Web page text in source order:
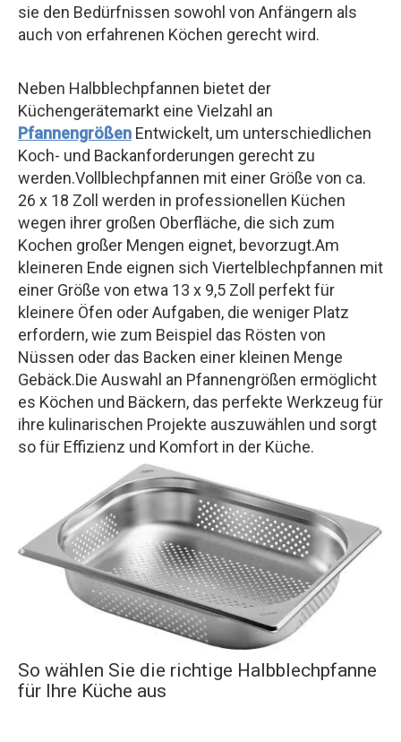
sie den Bedürfnissen sowohl von Anfängern als
auch von erfahrenen Köchen gerecht wird.
Neben Halbblechpfannen bietet der
Küchengerätemarkt eine Vielzahl an
Pfannengrößen Entwickelt, um unterschiedlichen
Koch- und Backanforderungen gerecht zu
werden.Vollblechpfannen mit einer Größe von ca.
26 x 18 Zoll werden in professionellen Küchen
wegen ihrer großen Oberfläche, die sich zum
Kochen großer Mengen eignet, bevorzugt.Am
kleineren Ende eignen sich Viertelblechpfannen mit
einer Größe von etwa 13 x 9,5 Zoll perfekt für
kleinere Öfen oder Aufgaben, die weniger Platz
erfordern, wie zum Beispiel das Rösten von
Nüssen oder das Backen einer kleinen Menge
Gebäck.Die Auswahl an Pfannengrößen ermöglicht
es Köchen und Bäckern, das perfekte Werkzeug für
ihre kulinarischen Projekte auszuwählen und sorgt
so für Effizienz und Komfort in der Küche.
So wählen Sie die richtige Halbblechpfanne
für Ihre Küche aus